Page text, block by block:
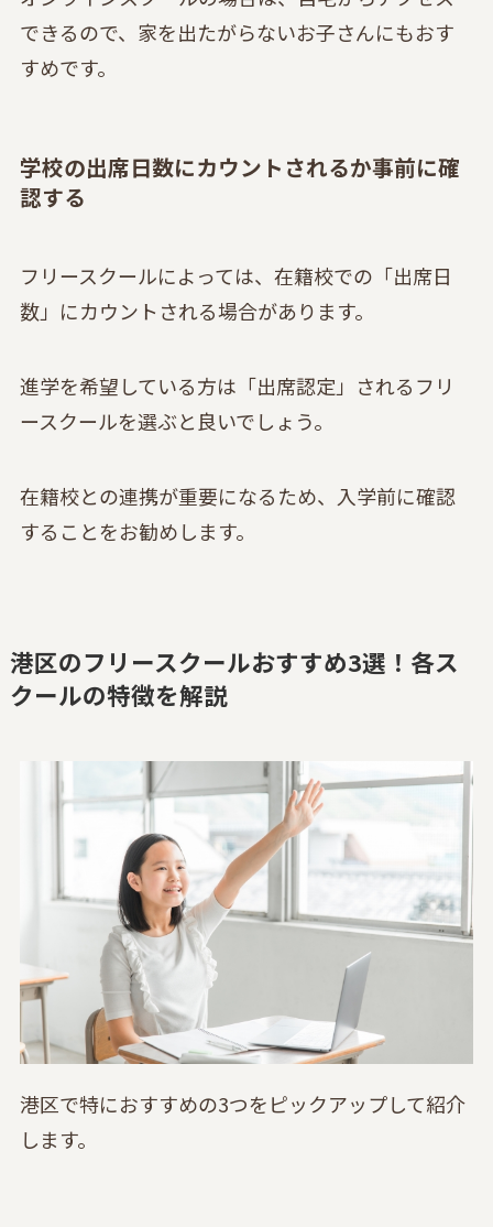
できるので、家を出たがらないお子さんにもおす
すめです。
学校の出席日数にカウントされるか事前に確
認する
フリースクールによっては、在籍校での「出席日
数」にカウントされる場合があります。
進学を希望している方は「出席認定」されるフリ
ースクールを選ぶと良いでしょう。
在籍校との連携が重要になるため、入学前に確認
することをお勧めします。
港区のフリースクールおすすめ3選！各ス
クールの特徴を解説
港区で特におすすめの3つをピックアップして紹介
します。